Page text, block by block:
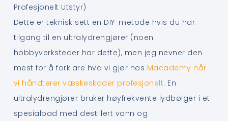
Profesjonelt Utstyr)
Dette er teknisk sett en DIY-metode hvis du har
tilgang til en ultralydrengjører (noen
hobbyverksteder har dette), men jeg nevner den
mest for å forklare hva vi gjør hos Macademy når
vi håndterer væskeskader profesjonelt. En
ultralydrengjører bruker høyfrekvente lydbølger i et
spesialbad med destillert vann og